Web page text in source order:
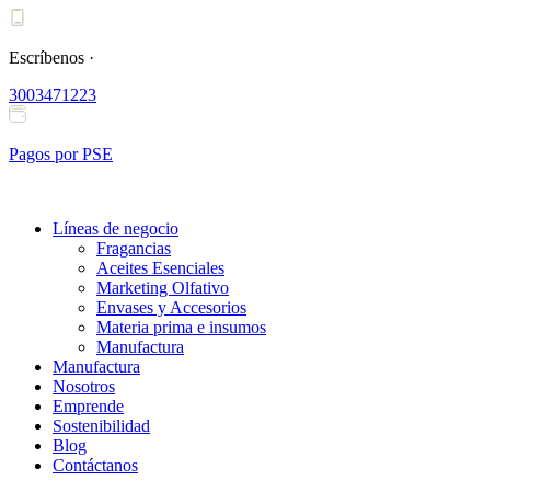
Ir
contenido
Escríbenos ·
3003471223
Pagos por PSE
Líneas de negocio
Fragancias
Aceites Esenciales
Marketing Olfativo
Envases y Accesorios
Materia prima e insumos
Manufactura
Manufactura
Nosotros
Emprende
Sostenibilidad
Blog
Contáctanos